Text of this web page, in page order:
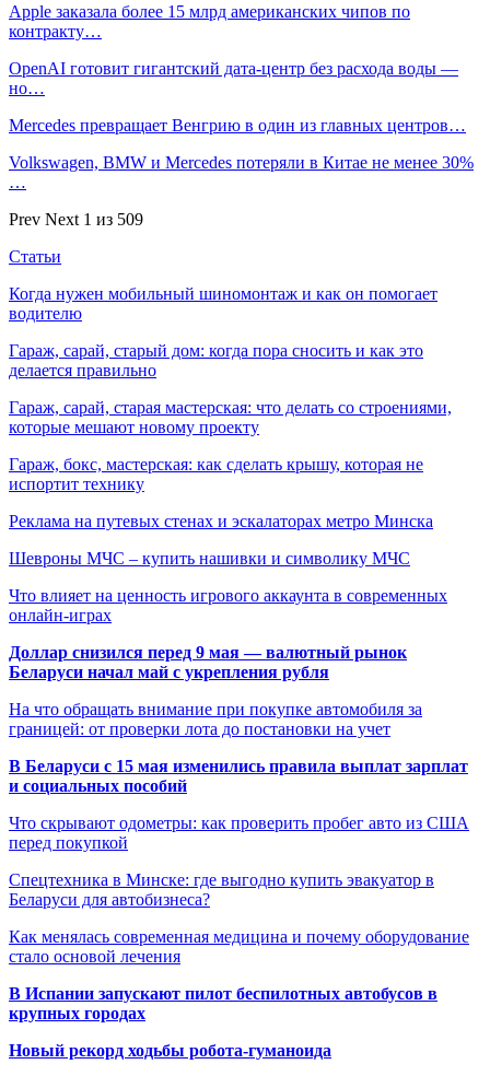
Apple заказала более 15 млрд американских чипов по
контракту…
OpenAI готовит гигантский дата-центр без расхода воды —
но…
Mercedes превращает Венгрию в один из главных центров…
Volkswagen, BMW и Mercedes потеряли в Китае не менее 30%
…
Prev Next 1 из 509
Статьи
Когда нужен мобильный шиномонтаж и как он помогает
водителю
Гараж, сарай, старый дом: когда пора сносить и как это
делается правильно
Гараж, сарай, старая мастерская: что делать со строениями,
которые мешают новому проекту
Гараж, бокс, мастерская: как сделать крышу, которая не
испортит технику
Реклама на путевых стенах и эскалаторах метро Минска
Шевроны МЧС – купить нашивки и символику МЧС
Что влияет на ценность игрового аккаунта в современных
онлайн-играх
Доллар снизился перед 9 мая — валютный рынок
Беларуси начал май с укрепления рубля
На что обращать внимание при покупке автомобиля за
границей: от проверки лота до постановки на учет
В Беларуси с 15 мая изменились правила выплат зарплат
и социальных пособий
Что скрывают одометры: как проверить пробег авто из США
перед покупкой
Спецтехника в Минске: где выгодно купить эвакуатор в
Беларуси для автобизнеса?
Как менялась современная медицина и почему оборудование
стало основой лечения
В Испании запускают пилот беспилотных автобусов в
крупных городах
Новый рекорд ходьбы робота-гуманоида